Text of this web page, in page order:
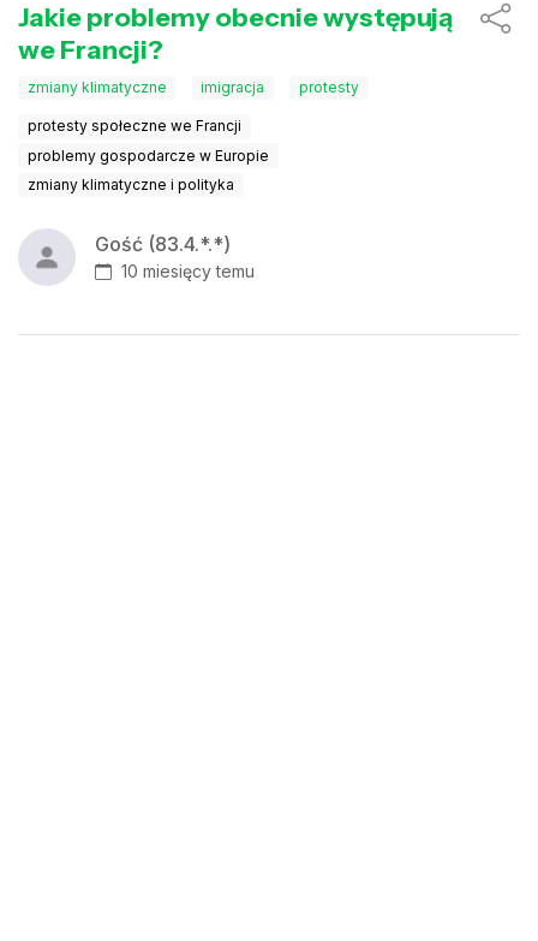
Jakie problemy obecnie występują
we Francji?
zmiany klimatyczne imigracja protesty
protesty społeczne we Francji
problemy gospodarcze w Europie
zmiany klimatyczne i polityka
Gość (83.4.*.*)
10 miesięcy temu